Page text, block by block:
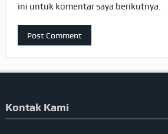
ini untuk komentar saya berikutnya.
Kontak Kami